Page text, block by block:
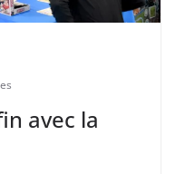
avec la